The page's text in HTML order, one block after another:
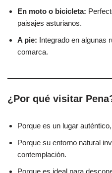
En moto o bicicleta:
paisajes asturianos.
A pie: Integrado en algunas
comarca.
¿Por qué visitar
Porque es un lugar
Porque su entorno natural
contemplación.